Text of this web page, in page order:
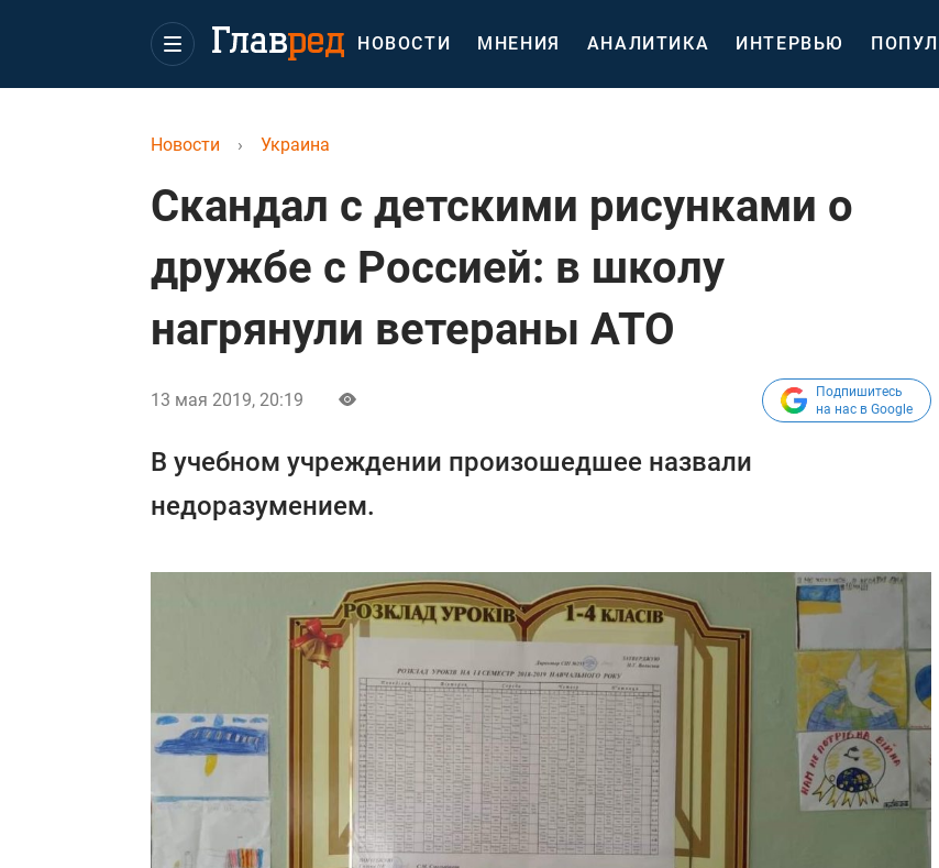
НОВОСТИ МНЕНИЯ АНАЛИТИКА ИНТЕРВЬЮ
Новости › Украина
Скандал с детскими рисунками о
дружбе с Россией: в школу
нагрянули ветераны АТО
13 мая 2019, 20:19
Подпишитесь
на нас в Google
В учебном учреждении произошедшее назвали
недоразумением.